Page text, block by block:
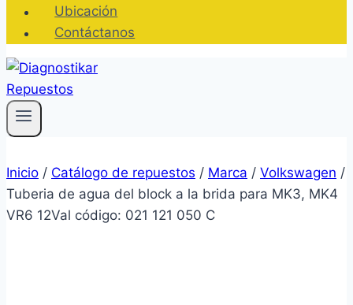
Ubicación
Contáctanos
Inicio / Catálogo de repuestos / Marca / Volkswagen /
Tuberia de agua del block a la brida para MK3, MK4
VR6 12Val código: 021 121 050 C